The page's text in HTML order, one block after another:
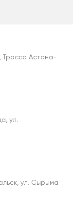
Трасса Астана-
ул.
ул. Сырыма